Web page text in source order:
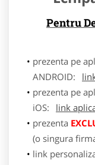
Pentru
prezenta pe
ANDROID:
prezenta pe
iOS:
link
prezenta
(o singura
link